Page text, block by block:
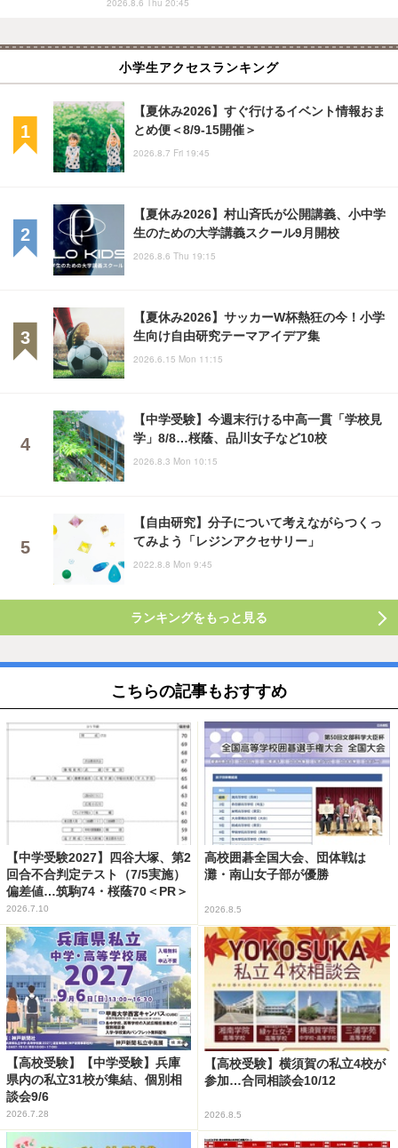
小学生アクセスランキング
【夏休み2026】すぐ行けるイベント情報おま
とめ便＜8/9-15開催＞
2026.8.7 Fri 19:45
【夏休み2026】村山斉氏が公開講義、小中学
生のための大学講義スクール9月開校
2026.8.6 Thu 19:15
【夏休み2026】サッカーW杯熱狂の今！小学
生向け自由研究テーマアイデア集
2026.6.15 Mon 11:15
【中学受験】今週末行ける中高一貫「学校見
学」8/8…桜蔭、品川女子など10校
2026.8.3 Mon 10:15
【自由研究】分子について考えながらつくっ
てみよう「レジンアクセサリー」
2022.8.8 Mon 9:45
ランキングをもっと見る
こちらの記事もおすすめ
【中学受験2027】四谷大塚、第2
回合不合判定テスト（7/5実施）
偏差値…筑駒74・桜蔭70＜PR＞
2026.7.10
高校囲碁全国大会、団体戦は
灘・南山女子部が優勝
2026.8.5
【高校受験】【中学受験】兵庫
県内の私立31校が集結、個別相
談会9/6
2026.7.28
【高校受験】横須賀の私立4校が
参加…合同相談会10/12
2026.8.5